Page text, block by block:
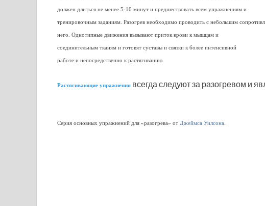
должен длиться не менее 5-10 минут и предшествовать всем упражнениям и
тренировочным заданиям. Разогрев необходимо проводить с небольшим
него. Однотипные движения вызывают приток крови к мышцам и
соединительным тканям и готовят суставы и связки к более интенсивной
работе и непосредственно к растягиванию.
Растягивающие упражнения всегда следуют за разогревом и
Серия основных упражнений для «разогрева» от Джеймса Уилсона